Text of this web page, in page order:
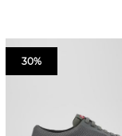
30%